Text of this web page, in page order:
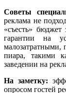
Советы
реклама не
«съесть»
гарантии на
пиара, такими
заведении на
На заметку:
опросом гостей